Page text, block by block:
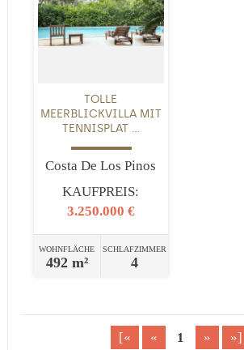
TOLLE
MEERBLICKVILLA MIT
TENNISPLAT ...
Costa De Los Pinos
KAUFPREIS:
3.250.000 €
WOHNFLÄCHE
492 m²
SCHLAFZIMMER
4
[« « 1 » »]